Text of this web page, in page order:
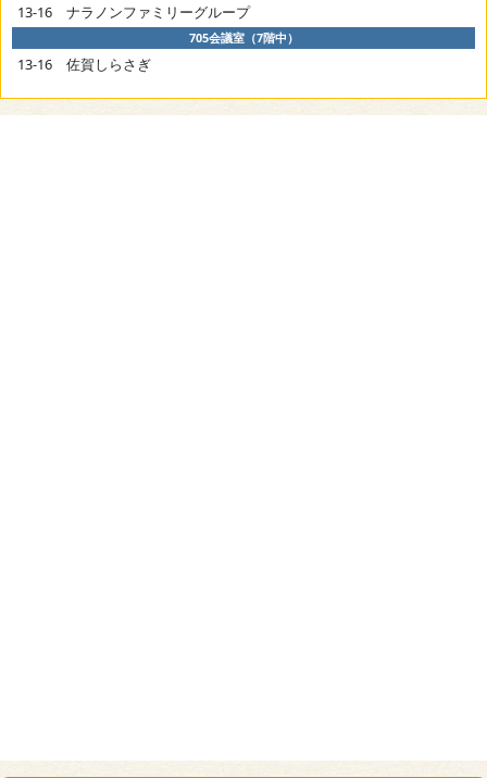
13-16 ナラノンファミリーグループ
705会議室（7階中）
13-16 佐賀しらさぎ